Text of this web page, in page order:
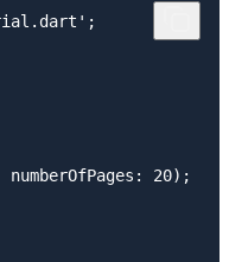
numberOfPages: 20);